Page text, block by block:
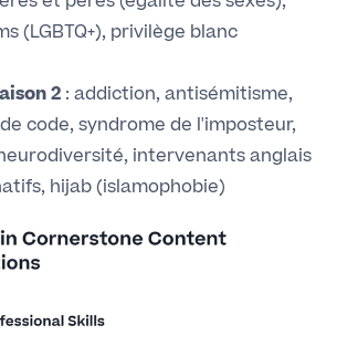
(LGBTQ+), privilège blanc
2 : addiction, antisémitisme,
code, syndrome de l'imposteur,
intervenants anglais
hijab (islamophobie)